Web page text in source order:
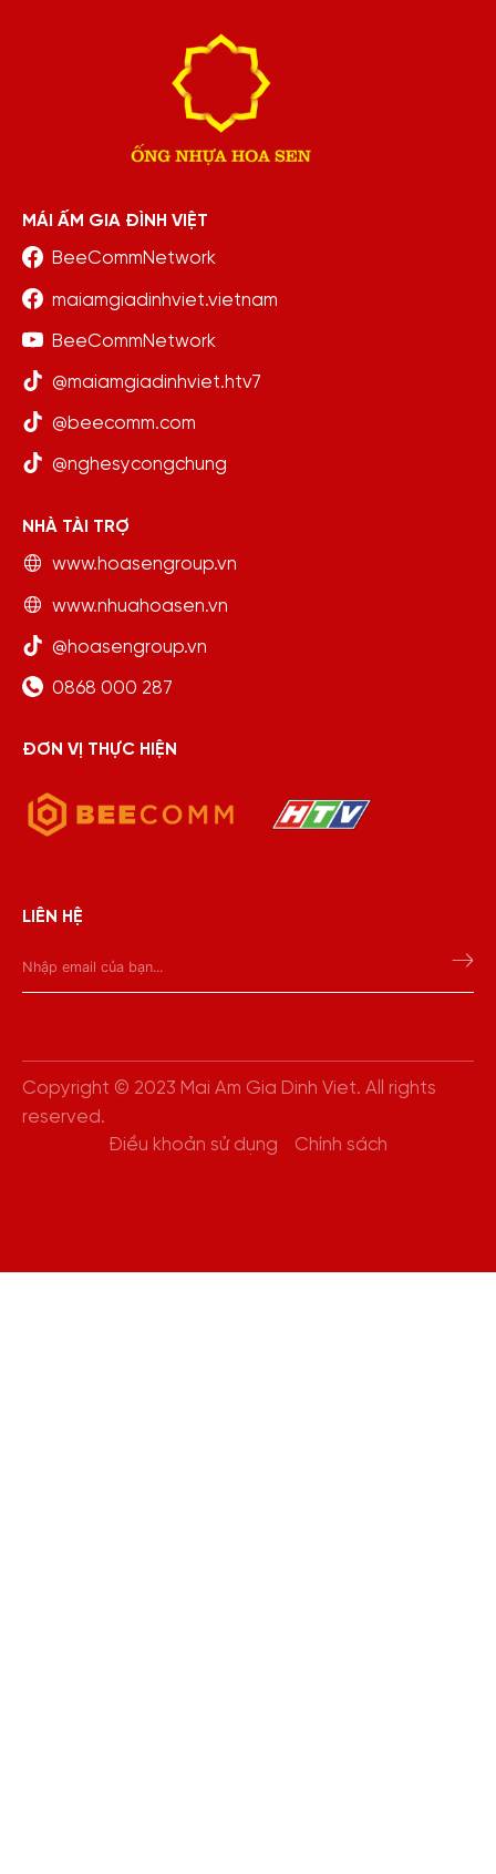
MÁI ẤM GIA ĐÌNH VIỆT
BeeCommNetwork
maiamgiadinhviet.vietnam
BeeCommNetwork
@maiamgiadinhviet.htv7
@beecomm.com
@nghesycongchung
NHÀ TÀI TRỢ
www.hoasengroup.vn
www.nhuahoasen.vn
@hoasengroup.vn
0868 000 287
ĐƠN VỊ THỰC HIỆN
LIÊN HỆ
Copyright © 2023 Mai Am Gia Dinh Viet. All rights
reserved.
Điều khoản sử dụng
Chính sách